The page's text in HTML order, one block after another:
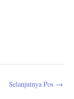
Selanjutnya Pos →